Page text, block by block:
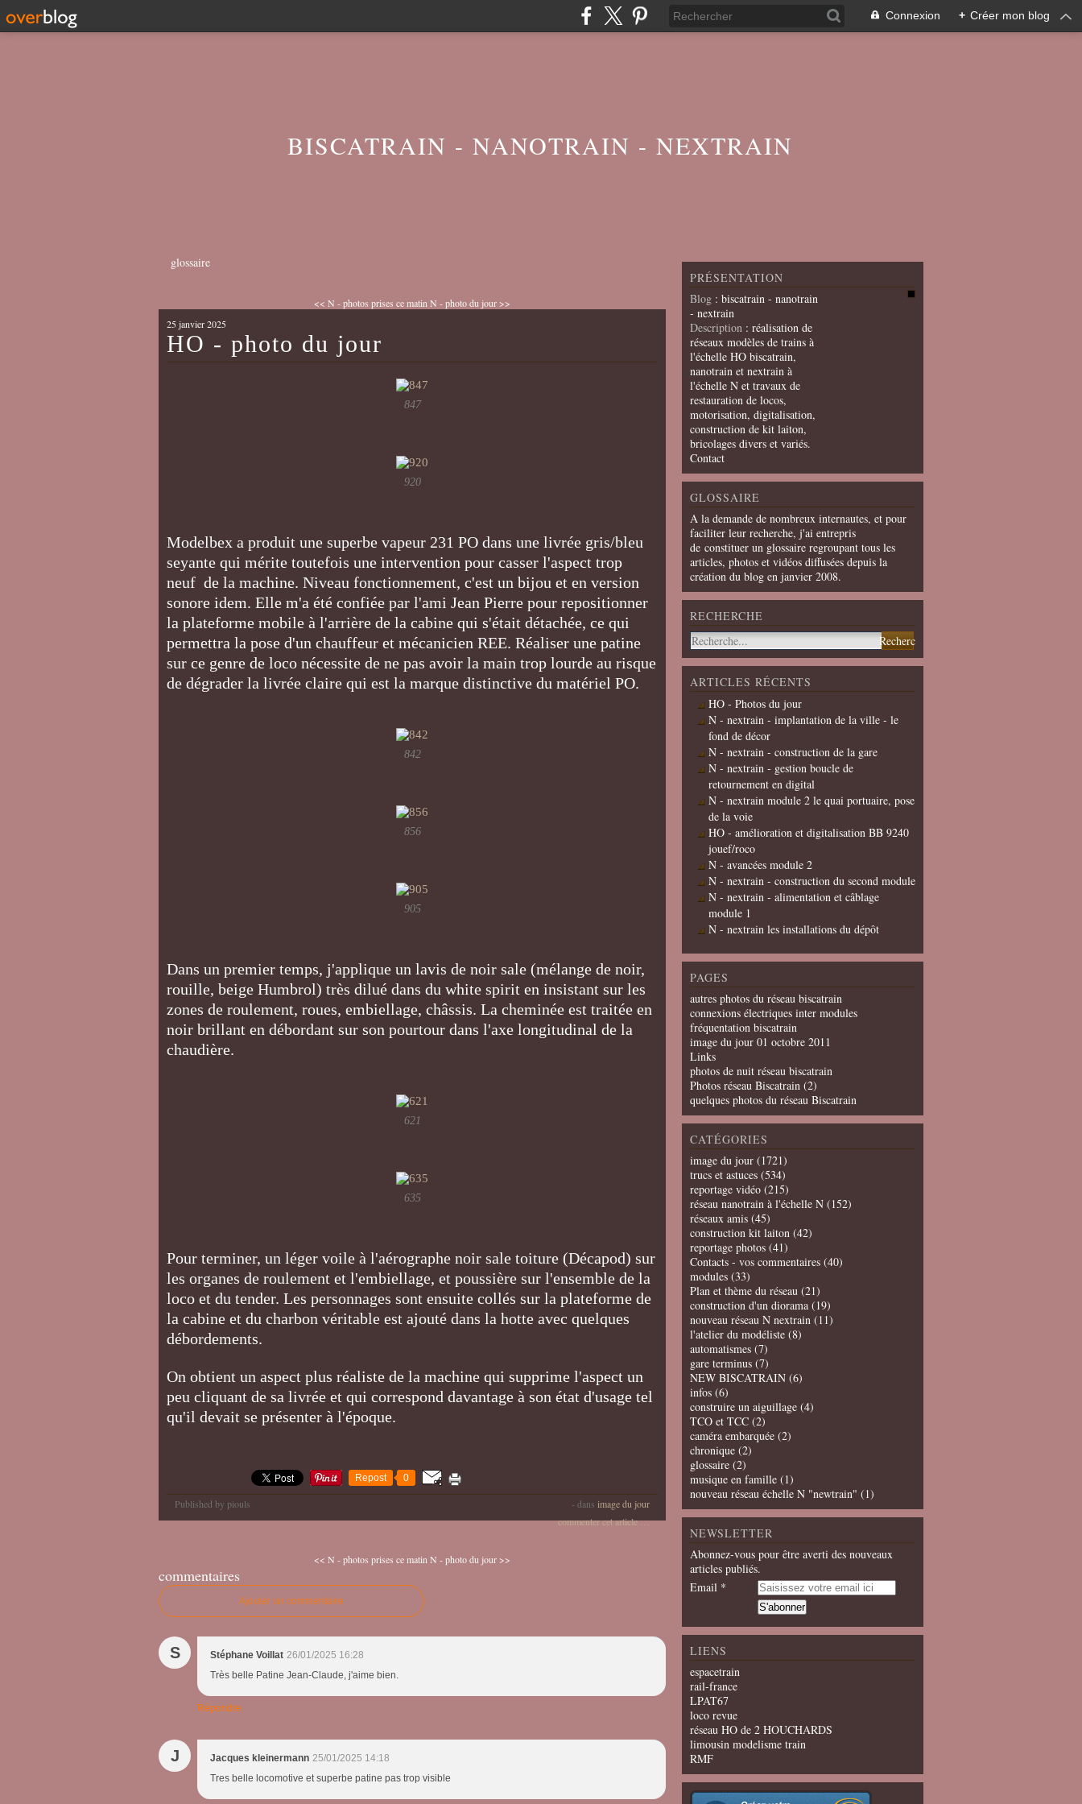
Connexion + Créer mon blog
BISCATRAIN - NANOTRAIN - NEXTRAIN
glossaire
<< N - photos prises ce matin N - photo du jour >>
25 janvier 2025
HO - photo du jour
847
920
Modelbex a produit une superbe vapeur 231 PO dans une livrée gris/bleu
seyante qui mérite toutefois une intervention pour casser l'aspect trop
neuf de la machine. Niveau fonctionnement, c'est un bijou et en version
sonore idem. Elle m'a été confiée par l'ami Jean Pierre pour repositionner
la plateforme mobile à l'arrière de la cabine qui s'était détachée, ce qui
permettra la pose d'un chauffeur et mécanicien REE. Réaliser une patine
sur ce genre de loco nécessite de ne pas avoir la main trop lourde au risque
de dégrader la livrée claire qui est la marque distinctive du matériel PO.
842
856
905
Dans un premier temps, j'applique un lavis de noir sale (mélange de noir,
rouille, beige Humbrol) très dilué dans du white spirit en insistant sur les
zones de roulement, roues, embiellage, châssis. La cheminée est traitée en
noir brillant en débordant sur son pourtour dans l'axe longitudinal de la
chaudière.
621
635
Pour terminer, un léger voile à l'aérographe noir sale toiture (Décapod) sur
les organes de roulement et l'embiellage, et poussière sur l'ensemble de la
loco et du tender. Les personnages sont ensuite collés sur la plateforme de
la cabine et du charbon véritable est ajouté dans la hotte avec quelques
débordements.
On obtient un aspect plus réaliste de la machine qui supprime l'aspect un
peu cliquant de sa livrée et qui correspond davantage à son état d'usage tel
qu'il devait se présenter à l'époque.
Repost 0
Published by piouls - dans image du jour
commenter cet article…
<< N - photos prises ce matin N - photo du jour >>
commentaires
Ajouter un commentaire
S Stéphane Voillat 26/01/2025 16:28
Très belle Patine Jean-Claude, j'aime bien.
Répondre
J Jacques kleinermann 25/01/2025 14:18
Tres belle locomotive et superbe patine pas trop visible
PRÉSENTATION
Blog : biscatrain - nanotrain
- nextrain
Description : réalisation de
réseaux modèles de trains à
l'échelle HO biscatrain,
nanotrain et nextrain à
l'échelle N et travaux de
restauration de locos,
motorisation, digitalisation,
construction de kit laiton,
bricolages divers et variés.
Contact
GLOSSAIRE
A la demande de nombreux internautes, et pour
faciliter leur recherche, j'ai entrepris
de constituer un glossaire regroupant tous les
articles, photos et vidéos diffusées depuis la
création du blog en janvier 2008.
RECHERCHE
ARTICLES RÉCENTS
HO - Photos du jour
N - nextrain - implantation de la ville - le
fond de décor
N - nextrain - construction de la gare
N - nextrain - gestion boucle de
retournement en digital
N - nextrain module 2 le quai portuaire, pose
de la voie
HO - amélioration et digitalisation BB 9240
jouef/roco
N - avancées module 2
N - nextrain - construction du second module
N - nextrain - alimentation et câblage
module 1
N - nextrain les installations du dépôt
PAGES
autres photos du réseau biscatrain
connexions électriques inter modules
fréquentation biscatrain
image du jour 01 octobre 2011
Links
photos de nuit réseau biscatrain
Photos réseau Biscatrain (2)
quelques photos du réseau Biscatrain
CATÉGORIES
image du jour (1721)
trucs et astuces (534)
reportage vidéo (215)
réseau nanotrain à l'échelle N (152)
réseaux amis (45)
construction kit laiton (42)
reportage photos (41)
Contacts - vos commentaires (40)
modules (33)
Plan et thème du réseau (21)
construction d'un diorama (19)
nouveau réseau N nextrain (11)
l'atelier du modéliste (8)
automatismes (7)
gare terminus (7)
NEW BISCATRAIN (6)
infos (6)
construire un aiguillage (4)
TCO et TCC (2)
caméra embarquée (2)
chronique (2)
glossaire (2)
musique en famille (1)
nouveau réseau échelle N "newtrain" (1)
NEWSLETTER
Abonnez-vous pour être averti des nouveaux
articles publiés.
Email
LIENS
espacetrain
rail-france
LPAT67
loco revue
réseau HO de 2 HOUCHARDS
limousin modelisme train
RMF